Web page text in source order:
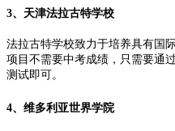
3、天津法拉古特学校
法拉古特学校致力于培养具有国
项目不需要中考成绩，只需要通
测试即可。
4、维多利亚世界学院